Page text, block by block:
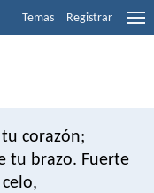
Temas Registrar
corazón;
tu brazo. Fuerte